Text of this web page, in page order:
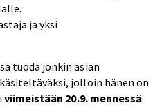
ja yksi
tuoda jonkin asian
jolloin hänen on
viimeistään 20.9. mennessä.